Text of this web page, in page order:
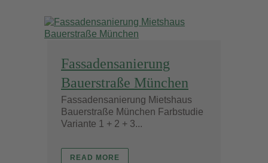
Fassadensanierung
Bauerstraße München
Fassadensanierung Mietshaus
Bauerstraße München Farbstudie
Variante 1 + 2 + 3...
READ MORE